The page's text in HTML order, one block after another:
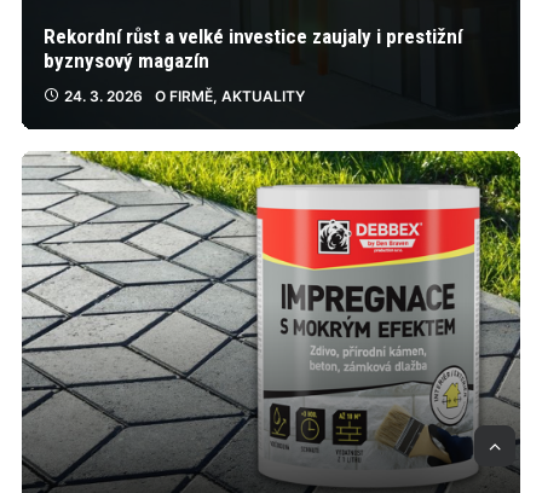
Rekordní růst a velké investice zaujaly i prestižní
byznysový magazín
24. 3. 2026 O FIRMĚ, AKTUALITY